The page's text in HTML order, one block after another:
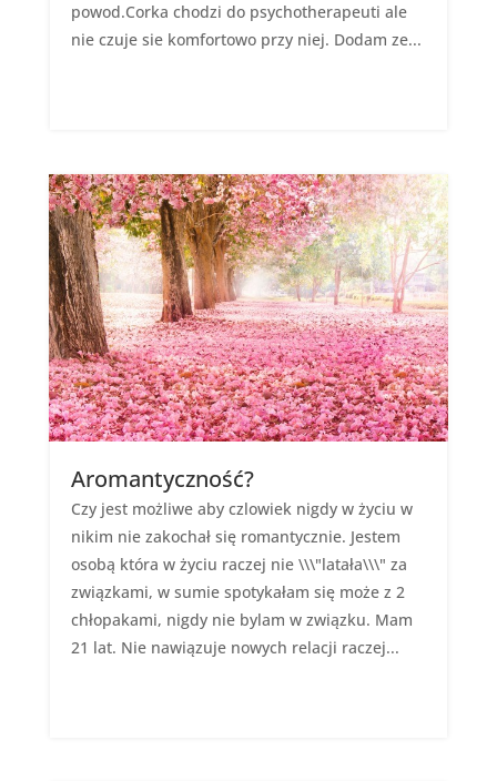
powod.Corka chodzi do psychotherapeuti ale
nie czuje sie komfortowo przy niej. Dodam ze...
Aromantyczność?
Czy jest możliwe aby czlowiek nigdy w życiu w
nikim nie zakochał się romantycznie. Jestem
osobą która w życiu raczej nie \\\"latała\\\" za
związkami, w sumie spotykałam się może z 2
chłopakami, nigdy nie bylam w związku. Mam
21 lat. Nie nawiązuje nowych relacji raczej...